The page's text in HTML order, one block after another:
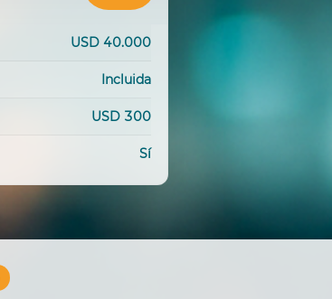
USD 40.000
Incluida
USD 300
Sí